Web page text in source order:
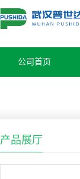
公司首页
产品展厅